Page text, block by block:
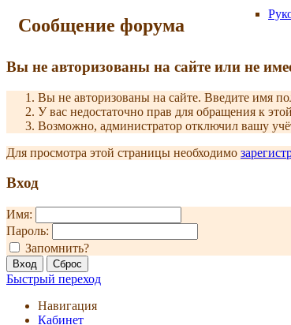
Сообщение форума
Вы не авторизованы на сайте или не
Вы не авторизованы на сайте. Введите имя
У вас недостаточно прав для обращения к
Возможно, администратор отключил вашу
Для просмотра этой страницы необходимо
Вход
Имя:
Пароль:
Запомнить?
Быстрый переход
Навигация
Кабинет